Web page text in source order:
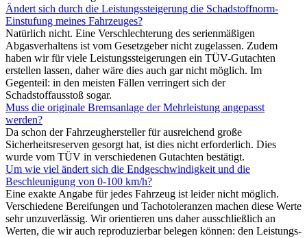
Ändert sich durch die Leistungssteigerung die Schadstoffnorm-
Einstufung meines Fahrzeuges?
Natürlich nicht. Eine Verschlechterung des serienmäßigen
Abgasverhaltens ist vom Gesetzgeber nicht zugelassen. Zudem
haben wir für viele Leistungssteigerungen ein TÜV-Gutachten
erstellen lassen, daher wäre dies auch gar nicht möglich. Im
Gegenteil: in den meisten Fällen verringert sich der
Schadstoffausstoß sogar.
Muss die originale Bremsanlage der Mehrleistung angepasst
werden?
Da schon der Fahrzeughersteller für ausreichend große
Sicherheitsreserven gesorgt hat, ist dies nicht erforderlich. Dies
wurde vom TÜV in verschiedenen Gutachten bestätigt.
Um wie viel ändert sich die Endgeschwindigkeit und die
Beschleunigung von 0-100 km/h?
Eine exakte Angabe für jedes Fahrzeug ist leider nicht möglich.
Verschiedene Bereifungen und Tachotoleranzen machen diese Werte
sehr unzuverlässig. Wir orientieren uns daher ausschließlich an
Werten, die wir auch reproduzierbar belegen können: den Leistungs-